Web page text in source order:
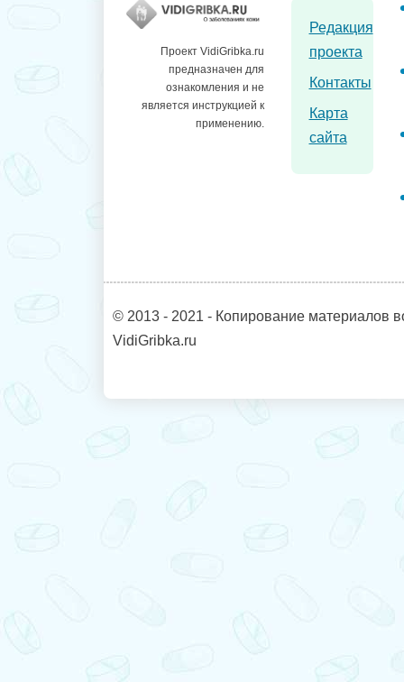
Проект VidiGribka.ru
предназначен для
ознакомления и не
является инструкцией к
применению.
Редакция
проекта
Контакты
Карта
сайта
© 2013 - 2021 - Копирование материалов
VidiGribka.ru